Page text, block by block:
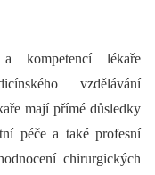
kompetencí lékaře
vzdělávání
mají přímé důsledky
péče a také profesní
chirurgických